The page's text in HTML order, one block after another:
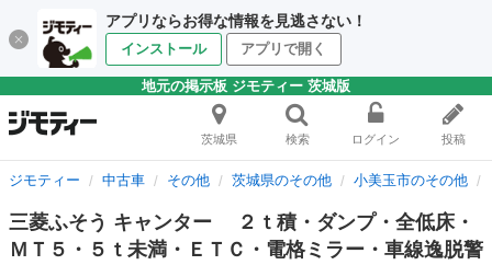
アプリならお得な情報を見逃さない！
インストール アプリで開く
地元の掲示板 ジモティー 茨城版
茨城県 検索 ログイン 投稿
ジモティー 中古車 その他 茨城県のその他 小美玉市のその他
三菱ふそう キャンター ２ｔ積・ダンプ・全低床・
ＭＴ５・５ｔ未満・ＥＴＣ・電格ミラー・車線逸脱警